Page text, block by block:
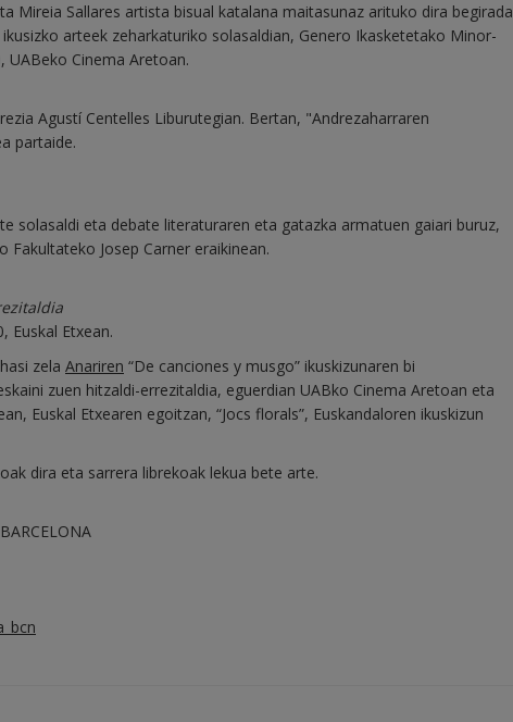
Mireia Sallares artista bisual katalana maitasunaz arituko dira begirada
arteek zeharkaturiko solasaldian, Genero Ikasketetako Minor-
UABeko Cinema Aretoan.
Agustí Centelles Liburutegian. Bertan, "Andrezaharraren
partaide.
solasaldi eta debate literaturaren eta gatazka armatuen gaiari buruz,
Josep Carner eraikinean.
Euskal Etxean.
zela Anariren “De canciones y musgo” ikuskizunaren bi
zuen hitzaldi-errezitaldia, eguerdian UABko Cinema Aretoan eta
Euskal Etxearen egoitzan, “Jocs florals”, Euskandaloren ikuskizun
dira eta sarrera librekoak lekua bete arte.